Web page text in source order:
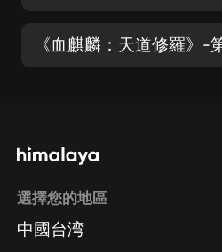
《血麒麟：天道修羅》-
選擇您的地區
中國台湾